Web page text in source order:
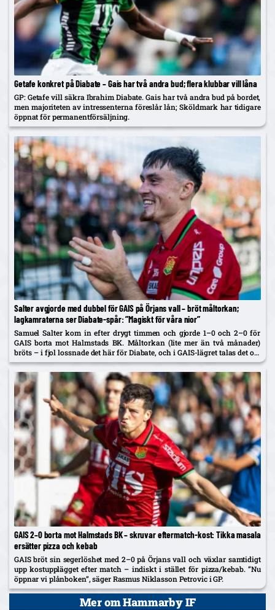
Getafe konkret på Diabate – Gais har två andra bud; flera klubbar vill låna
GP: Getafe vill säkra Ibrahim Diabate. Gais har två andra bud på bordet,
men majoriteten av intressenterna föreslår lån; Sköldmark har tidigare
öppnat för permanentförsäljning.
Salter avgjorde med dubbel för GAIS på Örjans vall – bröt måltorkan;
lagkamraterna ser Diabate-spår: ”Magiskt för våra nior”
Samuel Salter kom in efter drygt timmen och gjorde 1–0 och 2–0 för
GAIS borta mot Halmstads BK. Måltorkan (lite mer än två månader)
bröts – i fjol lossnade det här för Diabate, och i GAIS-lägret talas det om
en...
GAIS 2–0 borta mot Halmstads BK – skruvar eftermatch-kost: Tikka masala
ersätter pizza och kebab
GAIS bröt sin segerlöshet med 2–0 på Örjans vall och växlar samtidigt
upp kostupplägget efter match – indiskt i stället för pizza/kebab. ”Nu
öppnar vi plånboken”, säger Rasmus Niklasson Petrovic i GP.
Mer om Hammarby IF